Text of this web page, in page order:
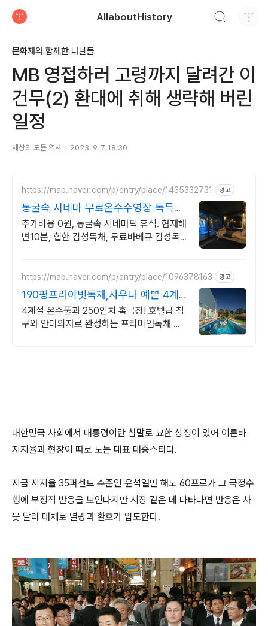
AllaboutHistory
문화재와 함께한 나날들
MB 영접하러 고령까지 달려간 이
건무(2) 환대에 취해 생략해 버린
일정
세상의 모든 역사 2023. 9. 7. 18:30
https://map.naver.com/p/entry/place/1435332731 광고
동굴속 시네마 무료온수수영장 독특하
고 아늑한 나만의아지트
추가비용 0원, 동굴속 시네마틱 휴식. 협재해
변10분, 힙한 감성독채, 무료바베큐 감성독
https://map.naver.com/p/entry/place/1096378163 광고
190평프라이빗독채,사우나 예쁜 4계
절 온수수영장 힐링
4계절 온수풀과 250인치 홈극장! 호텔급 침
구와 안마의자로 완성하는 프리미엄독채 별
대한민국 사회에서 대통령이란 참말로 묘한 상징이 있어 이른바
지지율과 현장이 따로 노는 대표 대중스타다.
지금 지지율 35퍼센트 수준인 윤석열만 해도 60프로가 그 국정수
행에 부정적 반응을 보인다지만 시장 같은 데 나타나면 반응은 사
뭇 달라 대체로 열광과 환호가 압도한다.